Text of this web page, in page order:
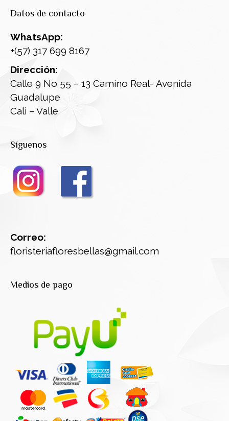
Datos de contacto
WhatsApp:
+(57) 317 699 8167
Dirección:
Calle 9 No 55 – 13 Camino Real- Avenida
Guadalupe
Cali – Valle
Síguenos
Correo:
floristeriafloresbellas@gmail.com
Medios de pago